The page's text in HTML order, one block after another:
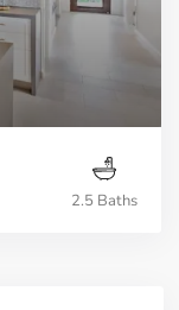
2.5 Baths